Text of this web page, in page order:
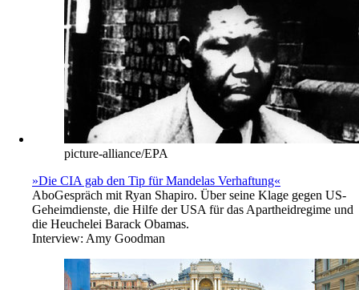
picture-alliance/EPA
»Die CIA gab den Tip für Mandelas Verhaftung«
AboGespräch mit Ryan Shapiro. Über seine Klage gegen US-
Geheimdienste, die Hilfe der USA für das Apartheidregime und
die Heuchelei Barack Obamas.
Interview: Amy Goodman